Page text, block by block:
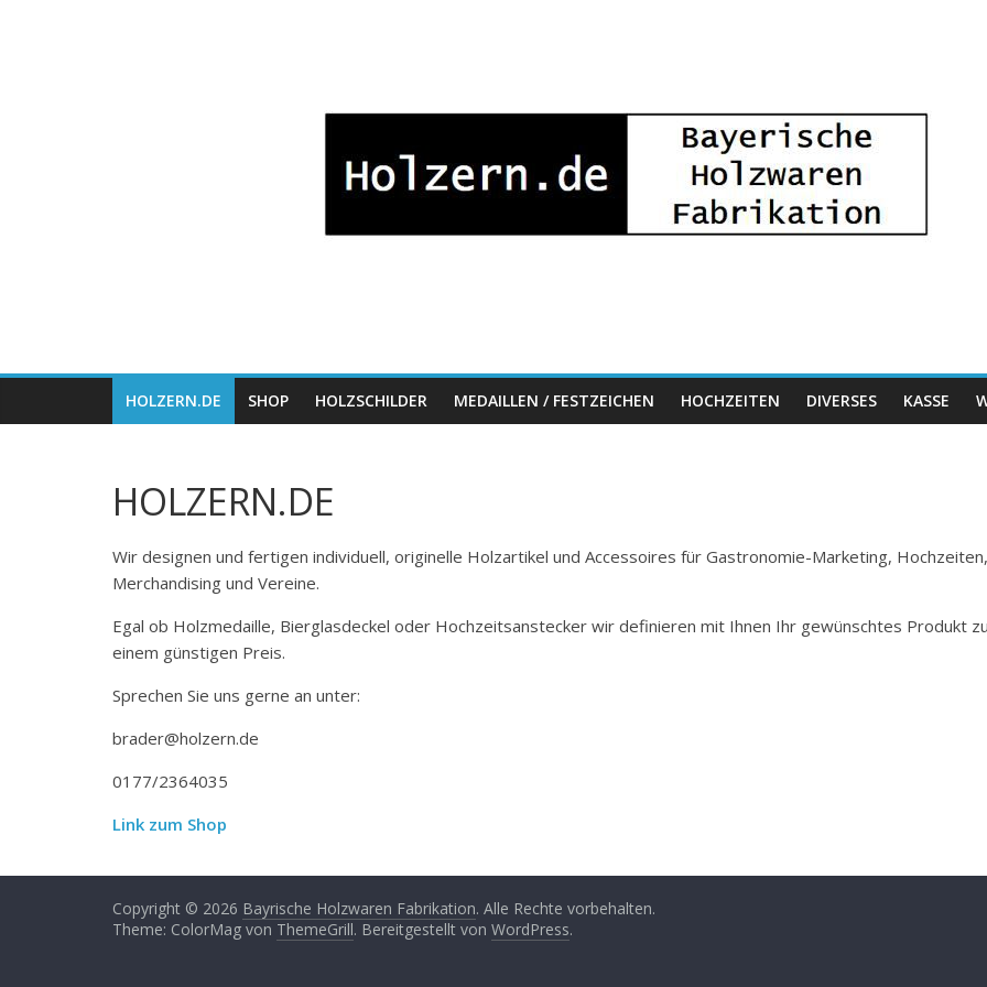
Holzwaren
Fabrikation
HOLZERN.DE SHOP HOLZSCHILDER MEDAILLEN / FESTZEICHEN HOCHZEITEN DIVERSES KASSE
HOLZERN.DE
Wir designen und fertigen individuell, originelle Holzartikel und Accessoires für Gastronomie-Marketing, Hochzeiten,
Merchandising und Vereine.
Egal ob Holzmedaille, Bierglasdeckel oder Hochzeitsanstecker wir definieren mit Ihnen Ihr gewünschtes Produkt
einem günstigen Preis.
Sprechen Sie uns gerne an unter:
brader@holzern.de
0177/2364035
Link zum Shop
Copyright © 2026 Bayrische Holzwaren Fabrikation. Alle Rechte vorbehalten.
Theme: ColorMag von ThemeGrill. Bereitgestellt von WordPress.